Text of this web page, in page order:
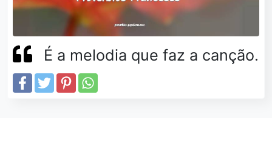
É a melodia que faz a canção.